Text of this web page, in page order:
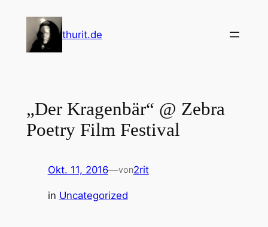
springen
thurit.de
„Der Kragenbär“ @ Zebra
Poetry Film Festival
Okt. 11, 2016—von2rit
in Uncategorized